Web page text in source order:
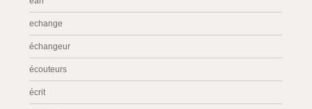
echange
échangeur
écouteurs
écrit